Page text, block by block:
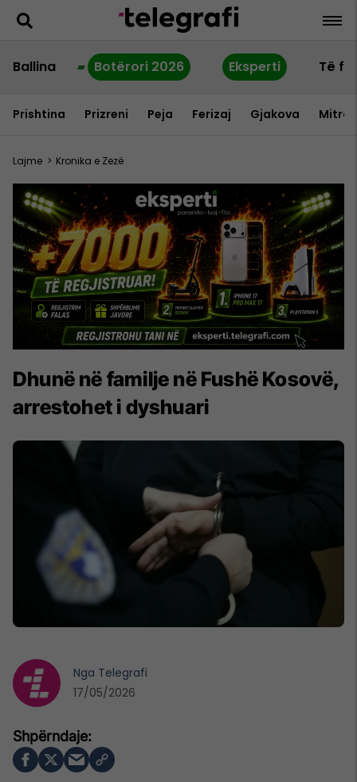
Ballina Botërori 2026 Eksperti Të
Prishtina Prizreni Peja Ferizaj Gjakova
Lajme > Kronika e Zezë
Dhunë në familje në Fushë Kosovë,
arrestohet i dyshuari
Nga Telegrafi
17/05/2026